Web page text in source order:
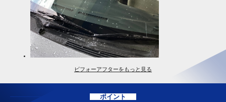
ビフォーアフターをもっと見る
ポイント